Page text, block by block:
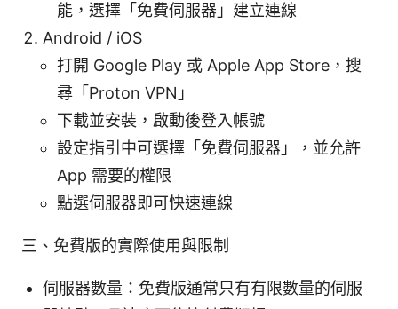
能，選擇「免費伺服器」建立連線
Android / iOS
打開 Google Play 或 Apple App Store，搜
尋「Proton VPN」
下載並安裝，啟動後登入帳號
設定指引中可選擇「免費伺服器」，並允許
App 需要的權限
點選伺服器即可快速連線
三、免費版的實際使用與限制
伺服器數量：免費版通常只有有限數量的伺服